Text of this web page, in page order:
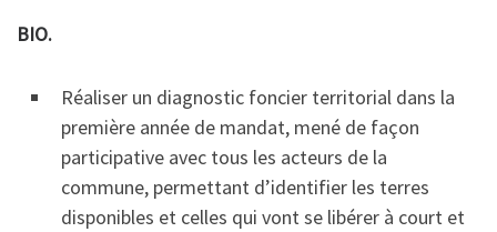
BIO.
Réaliser un diagnostic foncier territorial dans la
première année de mandat, mené de façon
participative avec tous les acteurs de la
commune, permettant d’identifier les terres
disponibles et celles qui vont se libérer à court et